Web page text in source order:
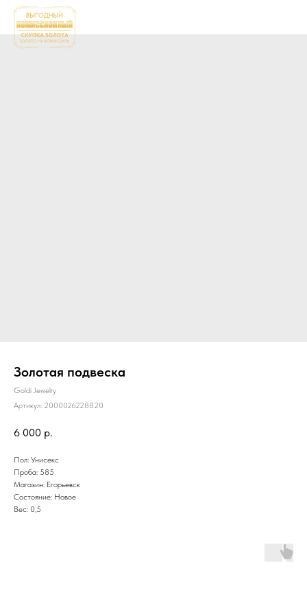
Золотая подвеска
Goldi Jewelry
Артикул: 2000026228820
6 000 р.
Пол: Унисекс
Проба: 585
Магазин: Егорьевск
Состояние: Новое
Вес: 0,5